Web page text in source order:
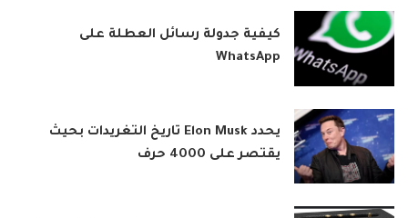
كيفية جدولة رسائل العطلة على
WhatsApp
يحدد Elon Musk تاريخ التغريدات بحيث
يقتصر على 4000 حرف